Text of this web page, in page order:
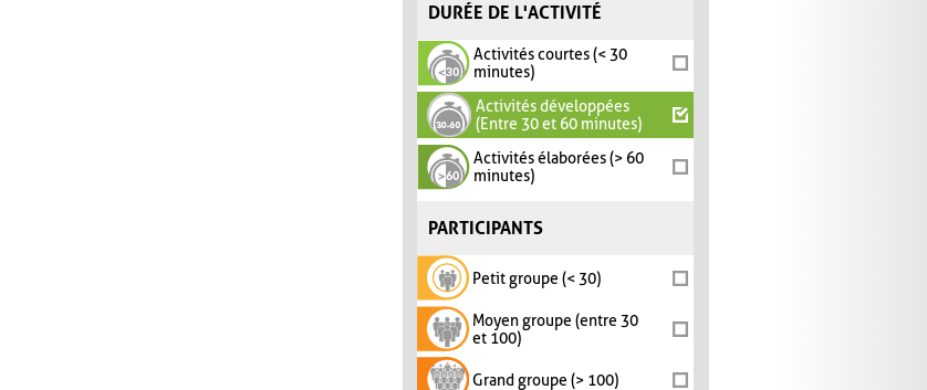
DURÉE DE L'ACTIVITÉ
Activités courtes (< 30
minutes)
Activités développées
(Entre 30 et 60 minutes)
Activités élaborées (> 60
minutes)
PARTICIPANTS
Petit groupe (< 30)
Moyen groupe (entre 30
et 100)
Grand groupe (> 100)